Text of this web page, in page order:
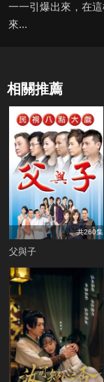
一一引爆出來，在
來...
相關推薦
共260集
父與子